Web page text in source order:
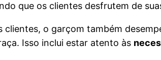
que os clientes desfrutem de
clientes, o garçom também
Isso inclui estar atento às